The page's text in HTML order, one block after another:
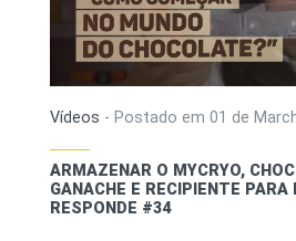
Vídeos - Postado em 01 de
ARMAZENAR O MYCRYO,
GANACHE E RECIPIENTE PARA
RESPONDE #34